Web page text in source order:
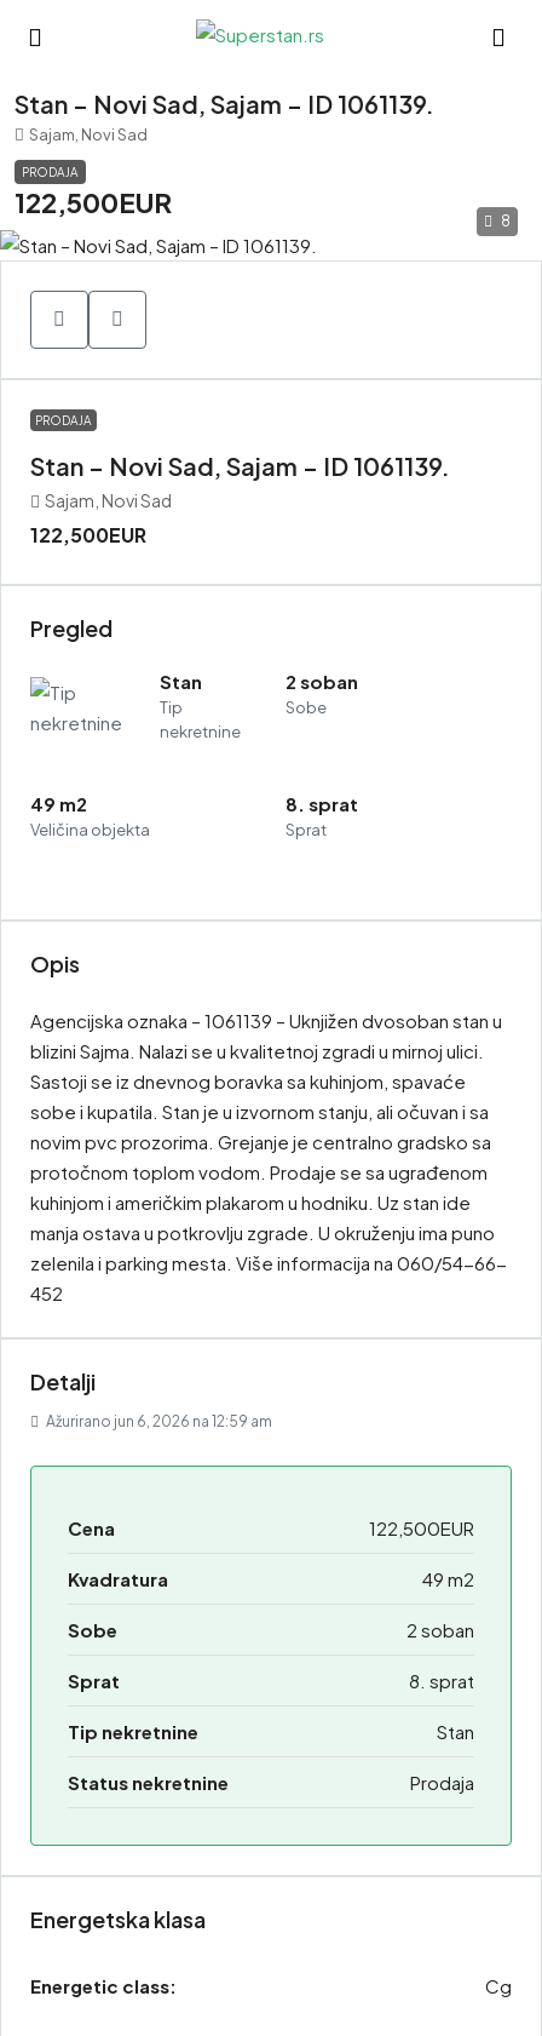
Stan – Novi Sad, Sajam – ID 1061139.
Sajam, Novi Sad
PRODAJA
122,500EUR
8
PRODAJA
Stan – Novi Sad, Sajam – ID 1061139.
Sajam, Novi Sad
122,500EUR
Pregled
Stan
Tip
nekretnine
2 soban
Sobe
49 m2
Veličina objekta
8. sprat
Sprat
Opis
Agencijska oznaka – 1061139 – Uknjižen dvosoban stan u
blizini Sajma. Nalazi se u kvalitetnoj zgradi u mirnoj ulici.
Sastoji se iz dnevnog boravka sa kuhinjom, spavaće
sobe i kupatila. Stan je u izvornom stanju, ali očuvan i sa
novim pvc prozorima. Grejanje je centralno gradsko sa
protočnom toplom vodom. Prodaje se sa ugrađenom
kuhinjom i američkim plakarom u hodniku. Uz stan ide
manja ostava u potkrovlju zgrade. U okruženju ima puno
zelenila i parking mesta. Više informacija na 060/54-66-
452
Detalji
Ažurirano jun 6, 2026 na 12:59 am
Cena 122,500EUR
Kvadratura 49 m2
Sobe 2 soban
Sprat 8. sprat
Tip nekretnine Stan
Status nekretnine Prodaja
Energetska klasa
Energetic class: Cg